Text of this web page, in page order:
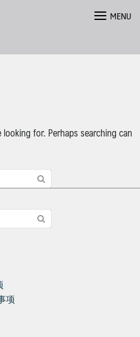
MENU
for. Perhaps searching can
项